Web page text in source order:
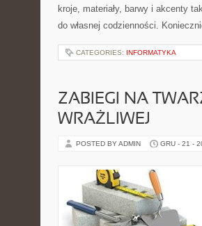
kroje, materiały, barwy i akcenty
do własnej codzienności.
CATEGORIES: INFORMATYKA
ZABIEGI NA
WRAŻLIWEJ
POSTED BY ADMIN GRU - 21 -